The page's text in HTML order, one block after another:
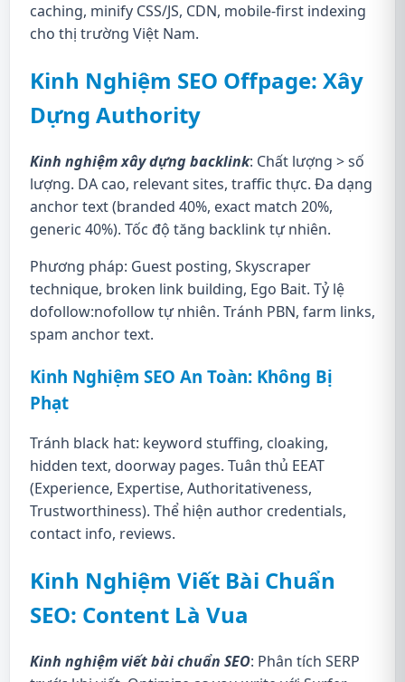
caching, minify CSS/JS, CDN, mobile-first indexing
cho thị trường Việt Nam.
Kinh Nghiệm SEO Offpage: Xây
Dựng Authority
Kinh nghiệm xây dựng backlink: Chất lượng > số
lượng. DA cao, relevant sites, traffic thực. Đa dạng
anchor text (branded 40%, exact match 20%,
generic 40%). Tốc độ tăng backlink tự nhiên.
Phương pháp: Guest posting, Skyscraper
technique, broken link building, Ego Bait. Tỷ lệ
dofollow:nofollow tự nhiên. Tránh PBN, farm links,
spam anchor text.
Kinh Nghiệm SEO An Toàn: Không Bị
Phạt
Tránh black hat: keyword stuffing, cloaking,
hidden text, doorway pages. Tuân thủ EEAT
(Experience, Expertise, Authoritativeness,
Trustworthiness). Thể hiện author credentials,
contact info, reviews.
Kinh Nghiệm Viết Bài Chuẩn
SEO: Content Là Vua
Kinh nghiệm viết bài chuẩn SEO: Phân tích SERP